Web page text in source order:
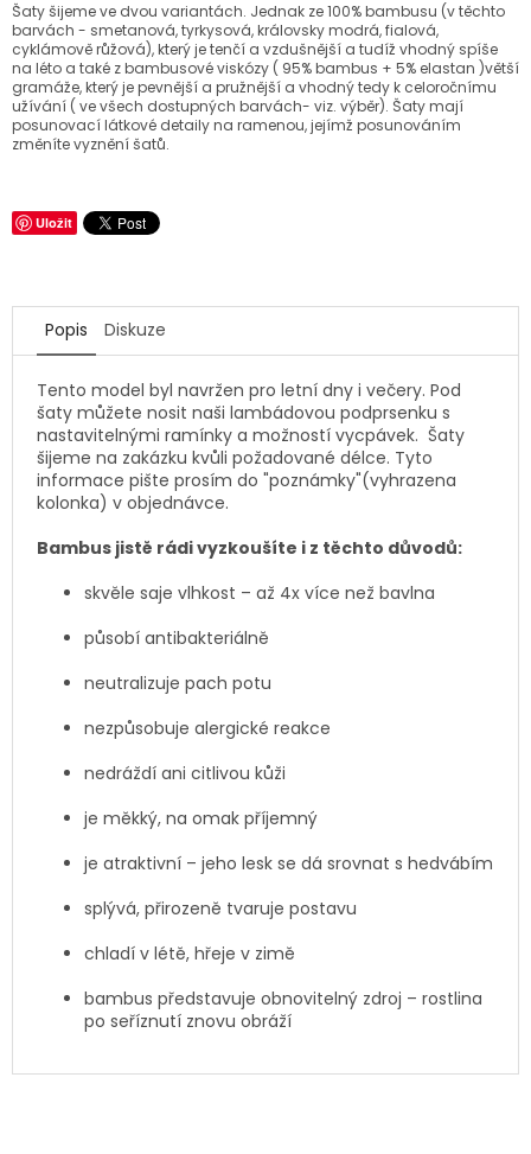
Šaty šijeme ve dvou variantách. Jednak ze 100% bambusu (v těchto
barvách - smetanová, tyrkysová, královsky modrá, fialová,
cyklámově růžová), který je tenčí a vzdušnější a tudíž vhodný spíše
na léto a také z bambusové viskózy ( 95% bambus + 5% elastan )větší
gramáže, který je pevnější a pružnější a vhodný tedy k celoročnímu
užívání ( ve všech dostupných barvách- viz. výběr). Šaty mají
posunovací látkové detaily na ramenou, jejímž posunováním
změníte vyznění šatů.
Uložit
Popis Diskuze
Tento model byl navržen pro letní dny i večery. Pod
šaty můžete nosit naši lambádovou podprsenku s
nastavitelnými ramínky a možností vycpávek. Šaty
šijeme na zakázku kvůli požadované délce. Tyto
informace pište prosím do "poznámky"(vyhrazena
kolonka) v objednávce.
Bambus jistě rádi vyzkoušíte i z těchto důvodů:
skvěle saje vlhkost – až 4x více než bavlna
působí antibakteriálně
neutralizuje pach potu
nezpůsobuje alergické reakce
nedráždí ani citlivou kůži
je měkký, na omak příjemný
je atraktivní – jeho lesk se dá srovnat s hedvábím
splývá, přirozeně tvaruje postavu
chladí v létě, hřeje v zimě
bambus představuje obnovitelný zdroj – rostlina
po seříznutí znovu obráží